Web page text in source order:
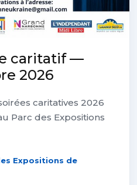
caritatif —
2026
caritatives 2026
Parc des Expositions
Expositions de